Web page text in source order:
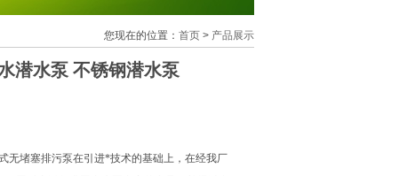
您现在的位置： 首页 > 产品展示
潜水泵 不锈钢潜水泵
无堵塞排污泵在引进*技术的基础上，在经我厂